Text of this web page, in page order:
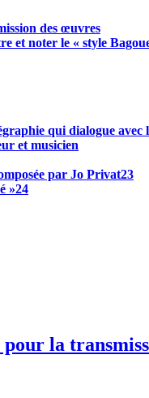
des œuvres
et noter le « style
qui dialogue avec
et musicien
par Jo Privat23
»24
la